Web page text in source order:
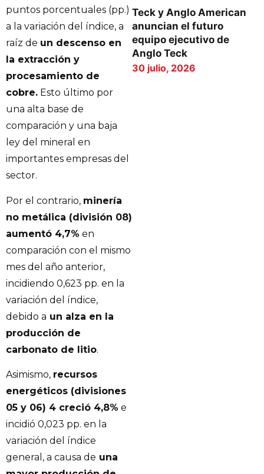
puntos porcentuales (pp.)
a la variación del índice, a
raíz de un descenso en
la extracción y
procesamiento de
cobre. Esto último por
una alta base de
comparación y una baja
ley del mineral en
importantes empresas del
sector.
Por el contrario, minería
no metálica (división 08)
aumentó 4,7% en
comparación con el mismo
mes del año anterior,
incidiendo 0,623 pp. en la
variación del índice,
debido a un alza en la
producción de
carbonato de litio.
Asimismo, recursos
energéticos (divisiones
05 y 06) 4 creció 4,8% e
incidió 0,023 pp. en la
variación del índice
general, a causa de una
Teck y Anglo American
anuncian el futuro
equipo ejecutivo de
Anglo Teck
30 julio, 2026